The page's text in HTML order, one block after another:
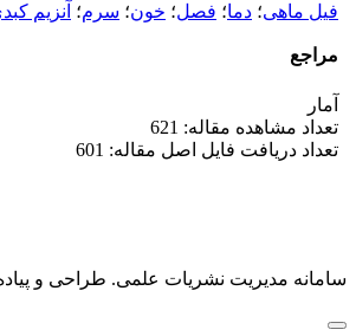
فیل ماهی؛ دما؛ فصل؛ خون؛ سرم؛ آنزیم
مراجع
آمار
تعداد مشاهده مقاله: 621
تعداد دریافت فایل اصل مقاله: 601
سامانه مدیریت نشریات علمی. طراحی و